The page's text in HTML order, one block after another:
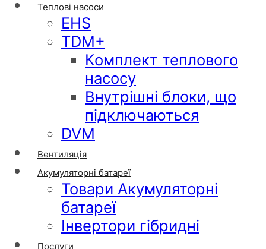
Теплові насоси
EHS
TDM+
Комплект теплового
насосу
Внутрішні блоки, що
підключаються
DVM
Вентиляція
Акумуляторні батареї
Товари Акумуляторні
батареї
Інвертори гібридні
Послуги